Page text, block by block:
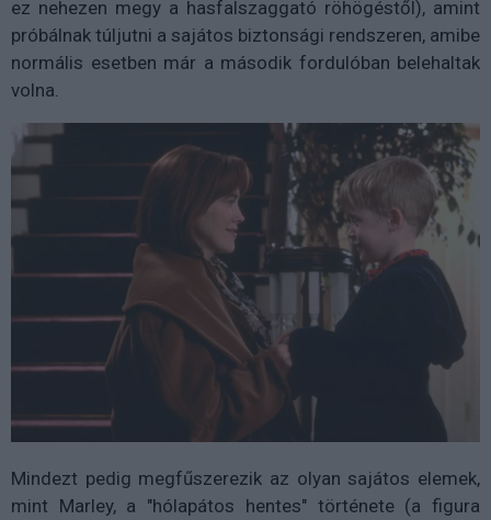
ez nehezen megy a hasfalszaggató röhögéstől), amint
próbálnak túljutni a sajátos biztonsági rendszeren, amibe
normális esetben már a második fordulóban belehaltak
volna.
Mindezt pedig megfűszerezik az olyan sajátos elemek,
mint Marley, a "hólapátos hentes" története (a figura